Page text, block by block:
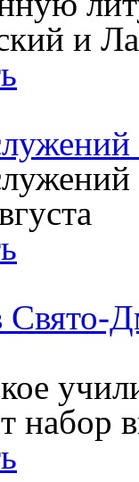
и
набор